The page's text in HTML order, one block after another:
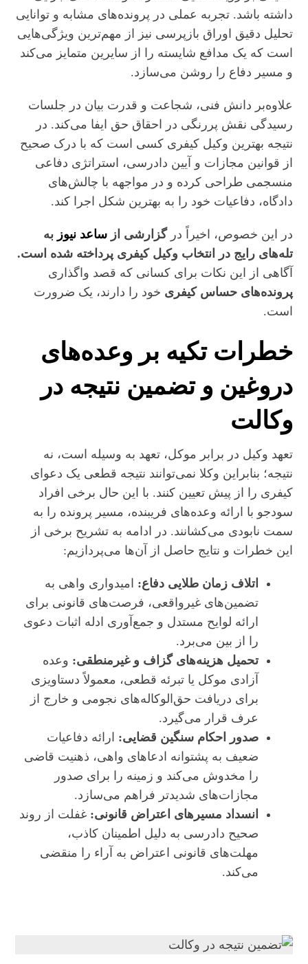
داشته باشد. تجربه عملی در پرونده‌های مشابه و توانایی
تحلیل دقیق اوراق بازپرسی نیز از مهم‌ترین ویژگی‌هایی
است که یک مدافع شایسته را از سایرین متمایز می‌کند
و مسیر دفاع را روشن می‌سازد.
​علاوه‌بر دانش فنی، شجاعت و قدرت بیان در جلسات
رسیدگی نقش پررنگی در احقاق حق ایفا می‌کند. در
نتیجه بهترین وکیل کیفری کسی است که با درک صحیح
از قوانین مجازات و آیین دادرسی، استراتژی دفاعی
منسجمی طراحی کرده و در مواجهه با چالش‌های
دادگاه، دفاعیات خود را به بهترین شکل اجرا کند.
​​در این خصوص، اخیراً درگزارشی ازساعد نیوز به
تله‌های رایج در انتخاب وکیل کیفری پرداخته شده است.
آگاهی از این نکات برای کسانی که قصد واگذاری
پرونده‌های حساس کیفری خود را دارند، یک ضرورت
است.
خطرات تکیه بر وعده‌های
دروغین و تضمین نتیجه در
وکالت
​تعهد وکیل در برابر موکل، تعهد به وسیله است، نه
نتیجه؛ بنابراین وکلا نمی‌توانند نتیجه قطعی یک دعوای
کیفری را از پیش تعیین کنند. با این حال برخی افراد
سودجو با ارائه وعده‌های فریبنده، مسیر پرونده را به
سمت نابودی می‌کشانند. در ادامه به تشریح برخی از
این خطرات و نتایج حاصل از آن‌ها می‌پردازیم:
اتلاف زمان طلایی دفاع: امیدواری واهی به
تضمین‌های غیرواقعی، فرصت‌های قانونی برای
ارائه لوایح مستدل و جمع‌آوری ادله اثبات دعوی
را از بین می‌برد.
تحمیل هزینه‌های گزاف و غیرمنطقی: وعده
آزادی موکل یا تبرئه قطعی، معمولاً دستاویزی
برای دریافت حق‌الوکاله‌های نجومی و خارج از
عرف قرار می‌گیرد.
صدور احکام سنگین قضایی: ارائه دفاعیات
ضعیف به پشتوانه ادعاهای واهی، ذهنیت قاضی
را مخدوش می‌کند و زمینه را برای صدور
مجازات‌های شدیدتر فراهم می‌سازد.
انسداد مسیرهای اعتراض قانونی: غفلت از روند
صحیح دادرسی به دلیل اطمینان کاذب،
مهلت‌های قانونی اعتراض به آراء را منقضی
می‌کند.